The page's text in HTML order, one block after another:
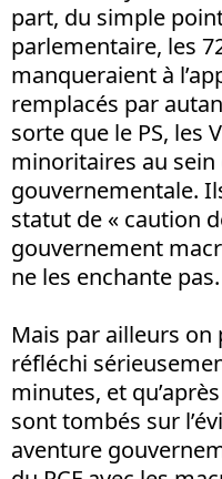
part, du simple
parlementaire, les
manqueraient à
remplacés par
sorte que le PS, les
minoritaires au
gouvernementale.
statut de « caution
gouvernement
ne les enchante pas.
Mais par ailleurs on
réfléchi
minutes, et
sont tombés sur
aventure